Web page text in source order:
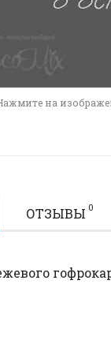
на
ОТЗЫВЫ 0